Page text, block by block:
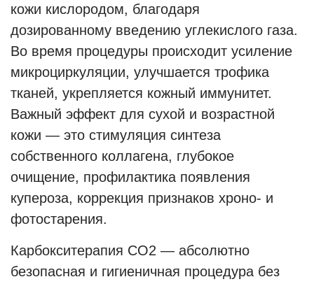
кожи кислородом, благодаря
дозированному введению углекислого газа.
Во время процедуры происходит усиление
микроциркуляции, улучшается трофика
тканей, укрепляется кожный иммунитет.
Важный эффект для сухой и возрастной
кожи — это стимуляция синтеза
собственного коллагена, глубокое
очищение, профилактика появления
купероза, коррекция признаков хроно- и
фотостарения.
Карбокситерапия СО2 — абсолютно
безопасная и гигиеничная процедура без